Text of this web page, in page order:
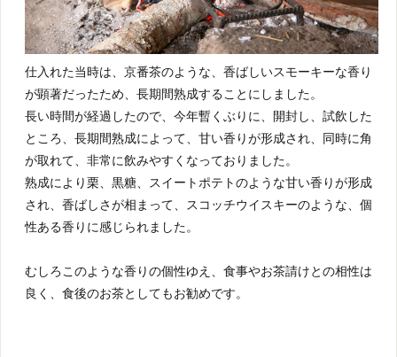
仕入れた当時は、京番茶のような、香ばしいスモーキーな香り
が顕著だったため、長期間熟成することにしました。
長い時間が経過したので、今年暫くぶりに、開封し、試飲した
ところ、長期間熟成によって、甘い香りが形成され、同時に角
が取れて、非常に飲みやすくなっておりました。
熟成により栗、黒糖、スイートポテトのような甘い香りが形成
され、香ばしさが相まって、スコッチウイスキーのような、個
性ある香りに感じられました。
むしろこのような香りの個性ゆえ、食事やお茶請けとの相性は
良く、食後のお茶としてもお勧めです。